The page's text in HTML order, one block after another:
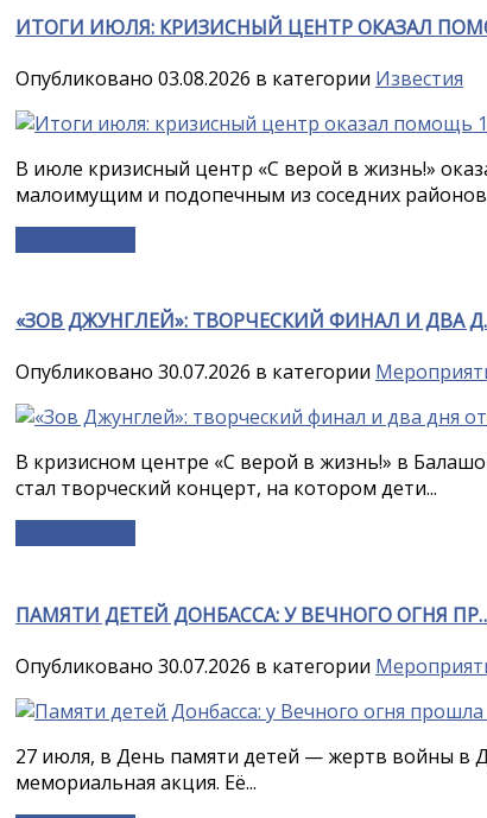
ИТОГИ ИЮЛЯ: КРИЗИСНЫЙ ЦЕНТР ОКАЗАЛ
Опубликовано 03.08.2026 в категории Известия
В июле кризисный центр «С верой в жизнь!»
малоимущим и подопечным из соседних
«ЗОВ ДЖУНГЛЕЙ»: ТВОРЧЕСКИЙ ФИНАЛ И ДВА
Опубликовано 30.07.2026 в категории
В кризисном центре «С верой в жизнь!» в
стал творческий концерт, на котором дети...
ПАМЯТИ ДЕТЕЙ ДОНБАССА: У ВЕЧНОГО ОГНЯ
Опубликовано 30.07.2026 в категории
27 июля, в День памяти детей — жертв войны в
мемориальная акция. Её...